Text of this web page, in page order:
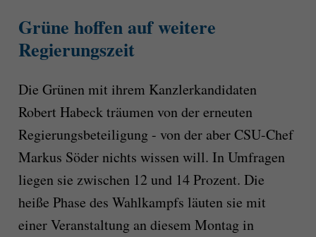
Grüne hoffen auf weitere
Regierungszeit
Die Grünen mit ihrem Kanzlerkandidaten
Robert Habeck träumen von der erneuten
Regierungsbeteiligung - von der aber CSU-Chef
Markus Söder nichts wissen will. In Umfragen
liegen sie zwischen 12 und 14 Prozent. Die
heiße Phase des Wahlkampfs läuten sie mit
einer Veranstaltung an diesem Montag in